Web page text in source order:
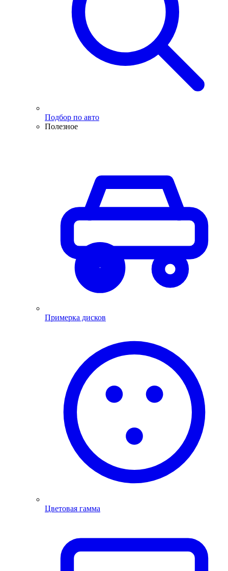
Подбор по авто
Полезное
Примерка дисков
Цветовая гамма